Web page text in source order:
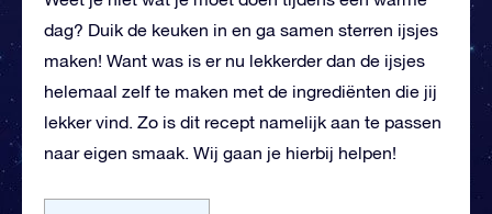
dag? Duik de keuken in en ga samen sterren ijsjes
maken! Want was is er nu lekkerder dan de ijsjes
helemaal zelf te maken met de ingrediënten die jij
lekker vind. Zo is dit recept namelijk aan te passen
naar eigen smaak. Wij gaan je hierbij helpen!